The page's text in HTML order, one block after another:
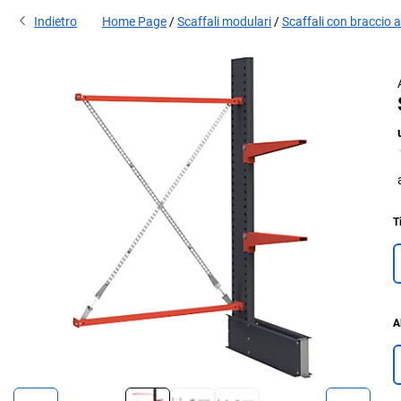
Indietro Home Page Scaffali modulari Scaffali con braccio